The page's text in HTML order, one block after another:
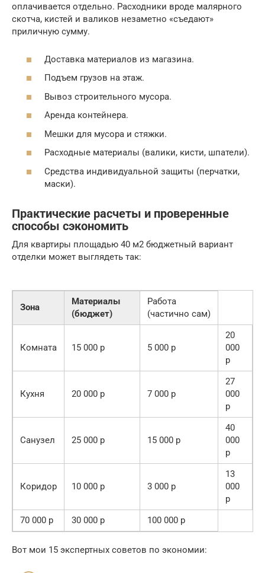
оплачивается отдельно. Расходники вроде малярного
скотча, кистей и валиков незаметно «съедают»
приличную сумму.
Доставка материалов из магазина.
Подъем грузов на этаж.
Вывоз строительного мусора.
Аренда контейнера.
Мешки для мусора и стяжки.
Расходные материалы (валики, кисти, шпатели).
Средства индивидуальной защиты (перчатки,
маски).
Практические расчеты и проверенные
способы сэкономить
Для квартиры площадью 40 м2 бюджетный вариант
отделки может выглядеть так:
Зона
Материалы
(бюджет)
Работа
(частично сам)
Комната 15 000 р 5 000 р
20
000
р
Кухня 20 000 р 7 000 р
27
000
р
Санузел 25 000 р 15 000 р
40
000
р
Коридор 10 000 р 3 000 р
13
000
р
70 000 р
30 000 р 100 000 р
Вот мои 15 экспертных советов по экономии: